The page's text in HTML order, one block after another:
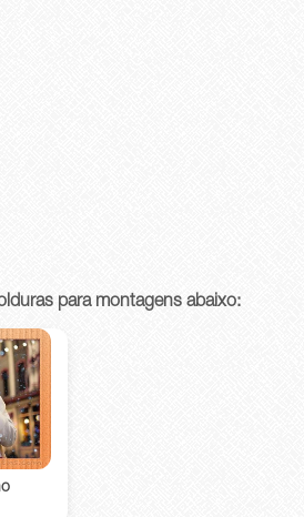
para montagens abaixo: